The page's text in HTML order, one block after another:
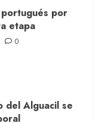
por
etapa
0
del Alguacil se